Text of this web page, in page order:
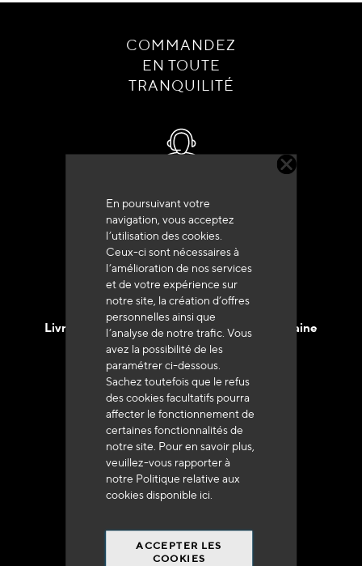
En poursuivant votre
navigation, vous acceptez
l’utilisation des cookies.
Ceux-ci sont nécessaires à
l’amélioration de nos services
et de votre expérience sur
notre site, la création d’offres
personnelles ainsi que
l’analyse de notre trafic. Vous
avez la possibilité de les
paramétrer ci-dessous.
Sachez toutefois que le refus
des cookies facultatifs pourra
affecter le fonctionnement de
certaines fonctionnalités de
notre site. Pour en savoir plus,
veuillez-vous rapporter à
notre Politique relative aux
cookies disponible ici
ACCEPTER LES
COOKIES
COMMANDEZ
EN TOUTE
TRANQUILITÉ
Service client
+33 (0)4 79 72 62 22 Taper 1
Livraison en 48h à 72h en France Métropolitaine
Franco de port
à 250 euros*